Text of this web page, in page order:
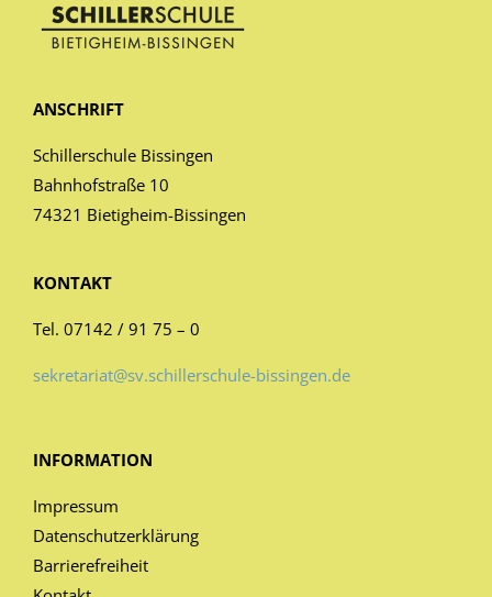
ANSCHRIFT
Schillerschule Bissingen
Bahnhofstraße 10
74321 Bietigheim-Bissingen
KONTAKT
Tel. 07142 / 91 75 – 0
sekretariat@sv.schillerschule-bissingen.de
INFORMATION
Impressum
Datenschutzerklärung
Barrierefreiheit